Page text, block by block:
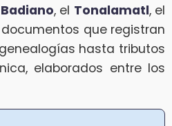
Badiano, el Tonalamatl, el
documentos que registran
hasta tributos
elaborados entre los